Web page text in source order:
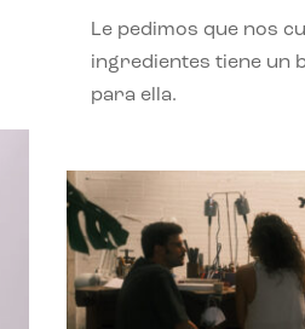
Le pedimos que nos
ingredientes tiene un
para ella.